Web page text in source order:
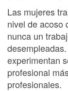
Las mujeres
nivel de acoso
nunca un
experimentan
profesional
profesionales.